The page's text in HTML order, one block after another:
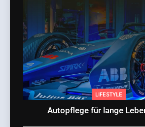
LIFESTYLE
Autopflege für lange